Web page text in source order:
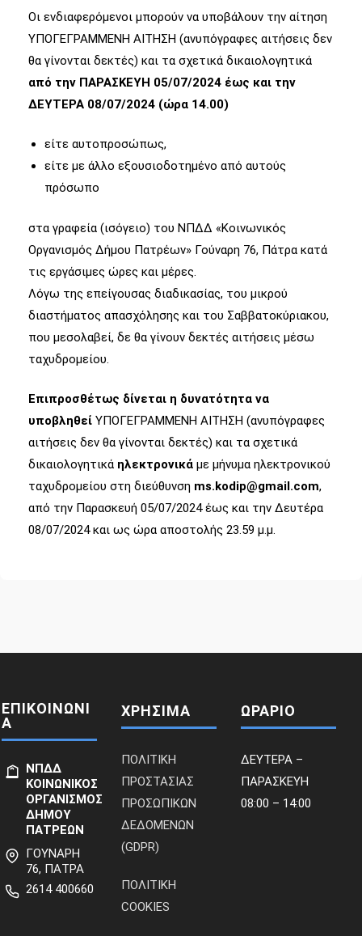
Οι ενδιαφερόμενοι μπορούν να υποβάλουν την αίτηση
ΥΠΟΓΕΓΡΑΜΜΕΝΗ ΑΙΤΗΣΗ (ανυπόγραφες αιτήσεις δεν
θα γίνονται δεκτές) και τα σχετικά δικαιολογητικά
από την ΠΑΡΑΣΚΕΥΗ 05/07/2024 έως και την
ΔΕΥΤΕΡΑ 08/07/2024 (ώρα 14.00)
είτε αυτοπροσώπως,
είτε µε άλλο εξουσιοδοτημένο από αυτούς
πρόσωπο
στα γραφεία (ισόγειο) του ΝΠΔΔ «Κοινωνικός
Οργανισμός Δήμου Πατρέων» Γούναρη 76, Πάτρα κατά
τις εργάσιμες ώρες και μέρες.
Λόγω της επείγουσας διαδικασίας, του μικρού
διαστήματος απασχόλησης και του Σαββατοκύριακου,
που μεσολαβεί, δε θα γίνουν δεκτές αιτήσεις μέσω
ταχυδρομείου.
Επιπροσθέτως δίνεται η δυνατότητα να
υποβληθεί ΥΠΟΓΕΓΡΑΜΜΕΝΗ ΑΙΤΗΣΗ (ανυπόγραφες
αιτήσεις δεν θα γίνονται δεκτές) και τα σχετικά
δικαιολογητικά ηλεκτρονικά με μήνυμα ηλεκτρονικού
ταχυδρομείου στη διεύθυνση ms.kodip@gmail.com,
από την Παρασκευή 05/07/2024 έως και την Δευτέρα
08/07/2024 και ως ώρα αποστολής 23.59 μ.μ.
ΕΠΙΚΟΙΝΩΝΙ
Α
ΝΠΔΔ
ΚΟΙΝΩΝΙΚΟΣ
ΟΡΓΑΝΙΣΜΟΣ
ΔΗΜΟΥ
ΠΑΤΡΕΩΝ
ΓΟΥΝΑΡΗ
76, ΠΑΤΡΑ
2614 400660
ΧΡΗΣΙΜΑ
ΠΟΛΙΤΙΚΗ
ΠΡΟΣΤΑΣΙΑΣ
ΠΡΟΣΩΠΙΚΩΝ
ΔΕΔΟΜΕΝΩΝ
(GDPR)
ΠΟΛΙΤΙΚΗ
COOKIES
ΩΡΑΡΙΟ
ΔΕΥΤΕΡΑ –
ΠΑΡΑΣΚΕΥΗ
08:00 – 14:00